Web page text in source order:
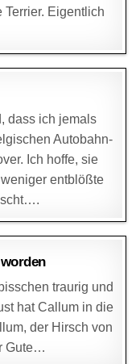
Eigentlich
dass ich jemals
Autobahn-
Ich hoffe, sie
entblößte
traurig und
hat Callum in die
der Hirsch von
Gute…